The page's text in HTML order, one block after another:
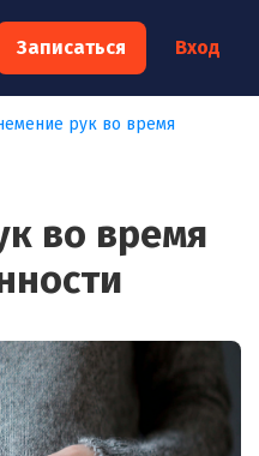
Записаться Вход
рук во время
во время
×
к